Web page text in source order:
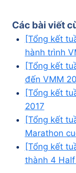
Các bài viết
[Tổng kết
hành trình
[Tổng kết
đến VMM
[Tổng kết
2017
[Tổng kết
Marathon
[Tổng kết
thành 4